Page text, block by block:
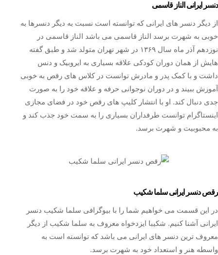
دنسر ایرانی الناز قاسمی
از دیگر دنسر های ایرانی که توانسته است نسبت به دیگر دنسرها به
خوبی به شهرت برسد الناز قاسمی می باشد الناز قاسمی در
نوزدهم آذر ماه سال ۱۳۶۹ در شهر تهران متولد شد و طبق گفته
هایش از همان دوران کودکی علاقه بسیاری به ایروبیک و دنس
داشت و با کمک پدر و مادرش توانست در کلاس های رقص به خوبی
آموزش ببیند و در دوران نوجوانی حرفه و علاقه خود را به صورت
جدی دنبال کند. او با انتشار کلیپ های رقص خود در فضای مجازی
اینستاگرام توانست طرفداران بسیاری را به سمت خود جذب کند و
به محبوبیت و شهرت برسد.
رقص دنسر ایرانی سلما شکیب
در این قسمت می خواهیم شما را با بیوگرافی سلما شکیب دنسر
ایرانی آشنا کنیم. شکیبا ایزدخواه معروف به سلما شکیب از دیگر
معروف ترین دنسر های ایرانی می باشد که توانسته است به
واسطه هنر و استعداد خود به شهرت برسد.